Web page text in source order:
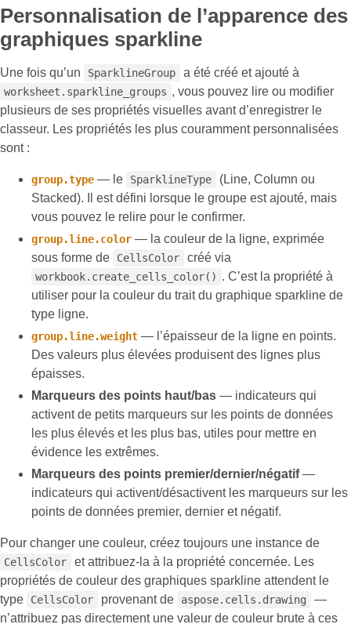
Personnalisation de l’apparence des
graphiques sparkline
Une fois qu’un SparklineGroup a été créé et ajouté à
worksheet.sparkline_groups , vous pouvez lire ou modifier
plusieurs de ses propriétés visuelles avant d’enregistrer le
classeur. Les propriétés les plus couramment personnalisées
sont :
group.type — le SparklineType
(Line, Column ou
Stacked). Il est défini lorsque le groupe est ajouté, mais
vous pouvez le relire pour le confirmer.
group.line.color — la couleur de la ligne, exprimée
sous forme de
CellsColor créé via
workbook.create_cells_color() . C’est la propriété à
utiliser pour la couleur du trait du graphique sparkline de
type ligne.
group.line.weight — l’épaisseur de la ligne en points.
Des valeurs plus élevées produisent des lignes plus
épaisses.
Marqueurs des points haut/bas — indicateurs qui
activent de petits marqueurs sur les points de données
les plus élevés et les plus bas, utiles pour mettre en
évidence les extrêmes.
Marqueurs des points premier/dernier/négatif—
indicateurs qui activent/désactivent les marqueurs sur les
points de données premier, dernier et négatif.
Pour changer une couleur, créez toujours une instance de
CellsColor
et attribuez-la à la propriété concernée. Les
propriétés de couleur des graphiques sparkline attendent le
type
CellsColor provenant de aspose.cells.drawing
—
n’attribuez pas directement une valeur de couleur brute à ces